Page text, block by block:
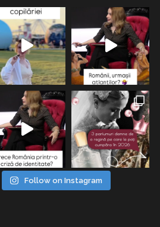
Follow on Instagram